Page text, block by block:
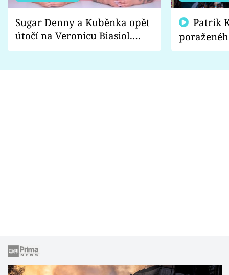
Sugar Denny a Kuběnka opět
útočí na Veronicu Biasiol.
Proč je podle nich falešná a
fanoušci